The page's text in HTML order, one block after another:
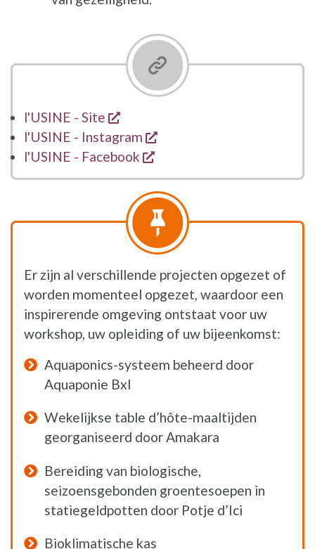
l'USINE - Site
opent een nieuw venster
l'USINE - Instagram
opent een nieuw venster
l'USINE - Facebook
opent een nieuw venster
Er zijn al verschillende projecten opgezet of
worden momenteel opgezet, waardoor een
inspirerende omgeving ontstaat voor uw
workshop, uw opleiding of uw bijeenkomst:
Aquaponics-systeem beheerd door
Aquaponie Bxl
Wekelijkse table d’hôte-maaltijden
georganiseerd door Amakara
Bereiding van biologische,
seizoensgebonden groentesoepen in
statiegeldpotten door Potje d’Ici
Bioklimatische kas